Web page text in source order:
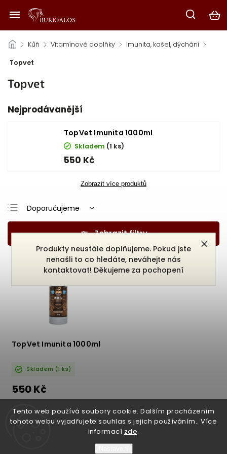
Tento web používá soubory cookie. Dalším procházením
tohoto webu vyjadřujete souhlas s jejich používáním.. Více
informací zde.
Produkty neustále doplňujeme. Pokud jste
nenašli to co hledáte, neváhejte nás
kontaktovat! Děkujeme za pochopení
/ Kůň / Vitamínové doplňky / Imunita, kašel, dýchání /
Topvet
Topvet
Nejprodávanější
TopVet Imunita 1000ml
Skladem (1 ks)
550 Kč
Zobrazit více produktů
Doporučujeme
Nejlevnější
Nejprodávanější
Abecedně
TopVet Imunita 1000ml
Skladem (1 ks)
550 Kč
DETAIL